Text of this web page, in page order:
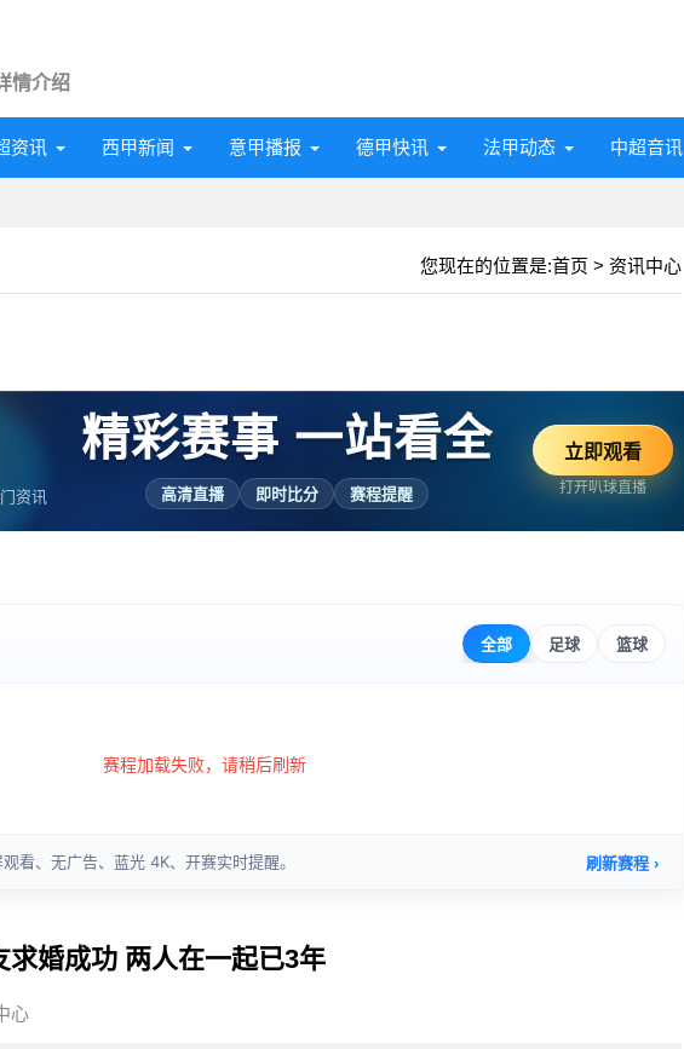
情介绍
资讯 西甲新闻 意甲播报 德甲快讯 法甲动态 中超音讯
您现在的位置是:首页 > 资讯中心
资讯
精彩赛事 一站看全
高清直播 即时比分 赛程提醒
立即观看
打开叭球直播
求婚成功 两人在一起已3年
心